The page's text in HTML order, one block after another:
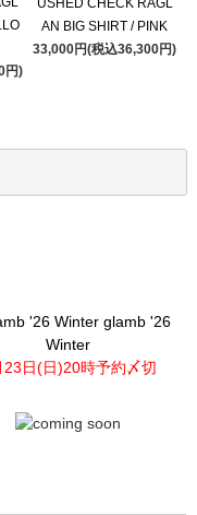
円)
USHED CHECK RAGL
AN BIG SHIRT / PINK
33,000円(税込36,300円)
glamb '26
Winter
23日(日)20時予約〆切